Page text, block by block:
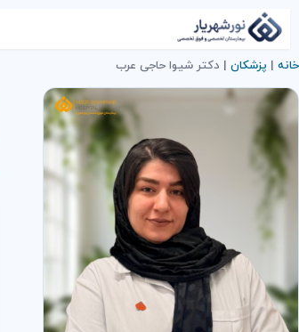
خانه | پزشکان | دكتر شیوا حاجی عرب